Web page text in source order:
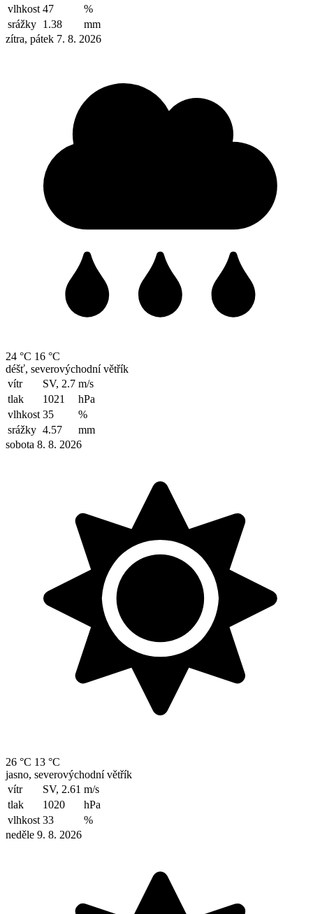
vlhkost 47
%
srážky 1.38
mm
zítra, pátek 7. 8. 2026
24 °C 16 °C
déšť, severovýchodní větřík
vítr
SV, 2.7 m/s
tlak
1021
hPa
vlhkost 35
%
srážky 4.57
mm
sobota 8. 8. 2026
26 °C 13 °C
jasno, severovýchodní větřík
vítr
SV, 2.61 m/s
tlak
1020
hPa
vlhkost 33
%
neděle 9. 8. 2026